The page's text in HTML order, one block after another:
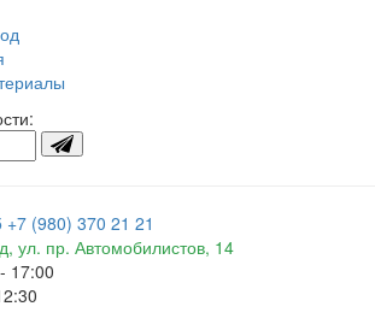
+7 (980) 370 21 21
ул. пр. Автомобилистов, 14
17:00